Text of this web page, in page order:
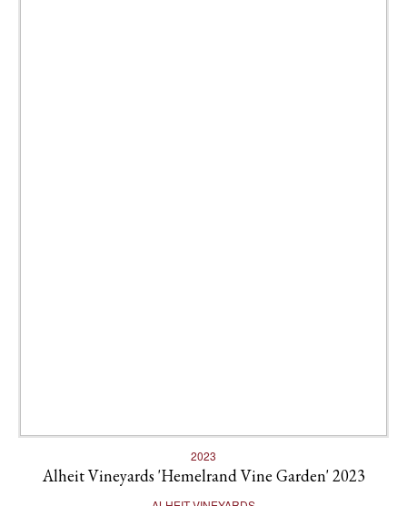
2023
Alheit Vineyards 'Hemelrand Vine Garden' 2023